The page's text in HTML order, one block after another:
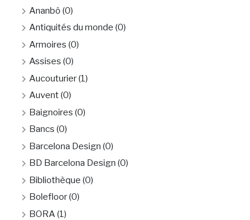
Ananbô (0)
Antiquités du monde (0)
Armoires (0)
Assises (0)
Aucouturier(1)
Auvent(0)
Baignoires (0)
Bancs (0)
Barcelona Design (0)
BD Barcelona Design (0)
Bibliothèque (0)
Bolefloor(0)
BORA (1)